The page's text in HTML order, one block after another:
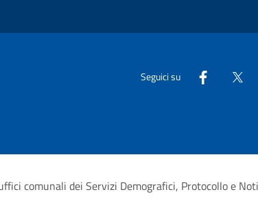
Seguici su
comunali dei Servizi Demografici, Protocollo e